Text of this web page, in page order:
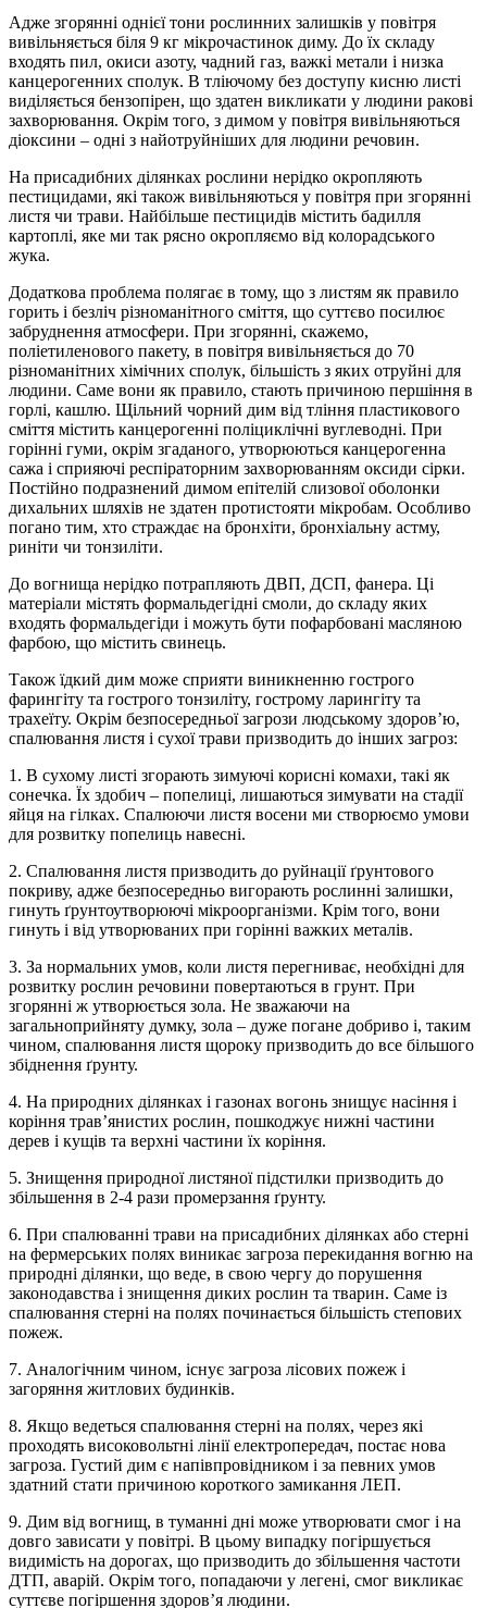
Адже згорянні однієї тони рослинних залишків у повітря
вивільняється біля 9 кг мікрочастинок диму. До їх складу
входять пил, окиси азоту, чадний газ, важкі метали і низка
канцерогенних сполук. В тліючому без доступу кисню листі
виділяється бензопірен, що здатен викликати у людини ракові
захворювання. Окрім того, з димом у повітря вивільняються
діоксини – одні з найотруйніших для людини речовин.
На присадибних ділянках рослини нерідко окропляють
пестицидами, які також вивільняються у повітря при згорянні
листя чи трави. Найбільше пестицидів містить бадилля
картоплі, яке ми так рясно окропляємо від колорадського
жука.
Додаткова проблема полягає в тому, що з листям як правило
горить і безліч різноманітного сміття, що суттєво посилює
забруднення атмосфери. При згорянні, скажемо,
поліетиленового пакету, в повітря вивільняється до 70
різноманітних хімічних сполук, більшість з яких отруйні для
людини. Саме вони як правило, стають причиною першіння в
горлі, кашлю. Щільний чорний дим від тління пластикового
сміття містить канцерогенні поліциклічні вуглеводні. При
горінні гуми, окрім згаданого, утворюються канцерогенна
сажа і сприяючі респіраторним захворюванням оксиди сірки.
Постійно подразнений димом епітелій слизової оболонки
дихальних шляхів не здатен протистояти мікробам. Особливо
погано тим, хто страждає на бронхіти, бронхіальну астму,
риніти чи тонзиліти.
До вогнища нерідко потрапляють ДВП, ДСП, фанера. Ці
матеріали містять формальдегідні смоли, до складу яких
входять формальдегіди і можуть бути пофарбовані масляною
фарбою, що містить свинець.
Також їдкий дим може сприяти виникненню гострого
фарингіту та гострого тонзиліту, гострому ларингіту та
трахеїту. Окрім безпосередньої загрози людському здоров’ю,
спалювання листя і сухої трави призводить до інших загроз:
1. В сухому листі згорають зимуючі корисні комахи, такі як
сонечка. Їх здобич – попелиці, лишаються зимувати на стадії
яйця на гілках. Спалюючи листя восени ми створюємо умови
для розвитку попелиць навесні.
2. Спалювання листя призводить до руйнації ґрунтового
покриву, адже безпосередньо вигорають рослинні залишки,
гинуть ґрунтоутворюючі мікроорганізми. Крім того, вони
гинуть і від утворюваних при горінні важких металів.
3. За нормальних умов, коли листя перегниває, необхідні для
розвитку рослин речовини повертаються в грунт. При
згорянні ж утворюється зола. Не зважаючи на
загальноприйняту думку, зола – дуже погане добриво і, таким
чином, спалювання листя щороку призводить до все більшого
збіднення ґрунту.
4. На природних ділянках і газонах вогонь знищує насіння і
коріння трав’янистих рослин, пошкоджує нижні частини
дерев і кущів та верхні частини їх коріння.
5. Знищення природної листяної підстилки призводить до
збільшення в 2-4 рази промерзання ґрунту.
6. При спалюванні трави на присадибних ділянках або стерні
на фермерських полях виникає загроза перекидання вогню на
природні ділянки, що веде, в свою чергу до порушення
законодавства і знищення диких рослин та тварин. Саме із
спалювання стерні на полях починається більшість степових
пожеж.
7. Аналогічним чином, існує загроза лісових пожеж і
загоряння житлових будинків.
8. Якщо ведеться спалювання стерні на полях, через які
проходять високовольтні лінії електропередач, постає нова
загроза. Густий дим є напівпровідником і за певних умов
здатний стати причиною короткого замикання ЛЕП.
9. Дим від вогнищ, в туманні дні може утворювати смог і на
довго зависати у повітрі. В цьому випадку погіршується
видимість на дорогах, що призводить до збільшення частоти
ДТП, аварій. Окрім того, попадаючи у легені, смог викликає
суттєве погіршення здоров’я людини.